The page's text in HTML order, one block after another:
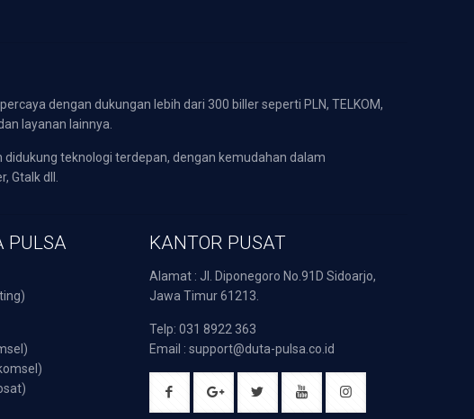
dengan dukungan lebih dari 300 biller seperti PLN, TELKOM,
layanan lainnya.
teknologi terdepan, dengan kemudahan dalam
dll.
PULSA KANTOR PUSAT
Alamat : Jl. Diponegoro No.91D Sidoarjo,
Jawa Timur 61213.
Telp: 031 8922 363
Email : support@duta-pulsa.co.id